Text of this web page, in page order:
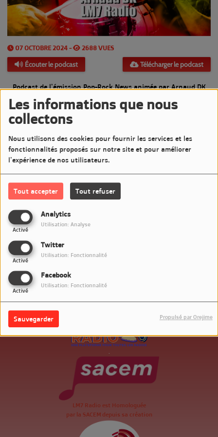
Les informations que nous
collectons
Nous utilisons des cookies pour fournir les services et les
fonctionnalités proposés sur notre site et pour améliorer
l'expérience de nos utilisateurs.
Tout accepter Tout refuser
Analytics
Activé
Utilisation: Analyse
Twitter
Activé
Utilisation: Fonctionnalité
Facebook
Activé
Utilisation: Fonctionnalité
Sauvegarder Propulsé par Orejime
07 OCTOBRE 2024 - 2688 VUES
Écouter le podcast Télécharger le podcast
Podcast de l'émission Pop-Rock News animée par Arnaud DK
Diffusée le Lundi 7 Octobre 2024 de 20h à 21h sur LM7
Commentaires(0)
Connectez-vous pour commenter cet article
SE CONNECTER
LM7 Radio est Homologuée
par la SACEM depuis sa création